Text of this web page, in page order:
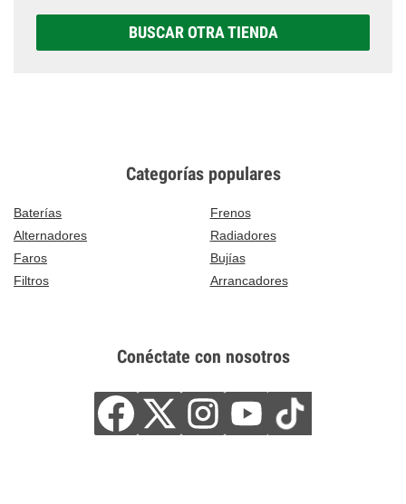
BUSCAR OTRA TIENDA
Categorías populares
Baterías
Frenos
Alternadores
Radiadores
Faros
Bujías
Filtros
Arrancadores
Conéctate con nosotros